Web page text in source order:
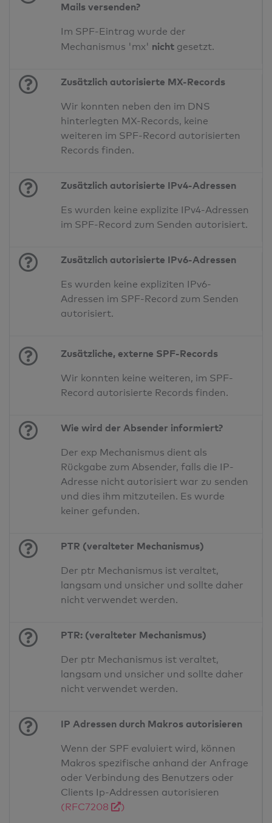
Mails versenden?
Im SPF-Eintrag wurde der
Mechanismus 'mx' nicht gesetzt.
Zusätzlich autorisierte MX-Records
Wir konnten neben den im DNS
hinterlegten MX-Records, keine
weiteren im SPF-Record autorisierten
Records finden.
Zusätzlich autorisierte IPv4-Adressen
Es wurden keine explizite IPv4-Adressen
im SPF-Record zum Senden autorisiert.
Zusätzlich autorisierte IPv6-Adressen
Es wurden keine expliziten IPv6-
Adressen im SPF-Record zum Senden
autorisiert.
Zusätzliche, externe SPF-Records
Wir konnten keine weiteren, im SPF-
Record autorisierte Records finden.
Wie wird der Absender informiert?
Der exp Mechanismus dient als
Rückgabe zum Absender, falls die IP-
Adresse nicht autorisiert war zu senden
und dies ihm mitzuteilen. Es wurde
keiner gefunden.
PTR (veralteter Mechanismus)
Der ptr Mechanismus ist veraltet,
langsam und unsicher und sollte daher
nicht verwendet werden.
PTR: (veralteter Mechanismus)
Der ptr Mechanismus ist veraltet,
langsam und unsicher und sollte daher
nicht verwendet werden.
IP Adressen durch Makros autorisieren
Wenn der SPF evaluiert wird, können
Makros spezifische anhand der Anfrage
oder Verbindung des Benutzers oder
Clients Ip-Addressen autorisieren
(RFC7208
)